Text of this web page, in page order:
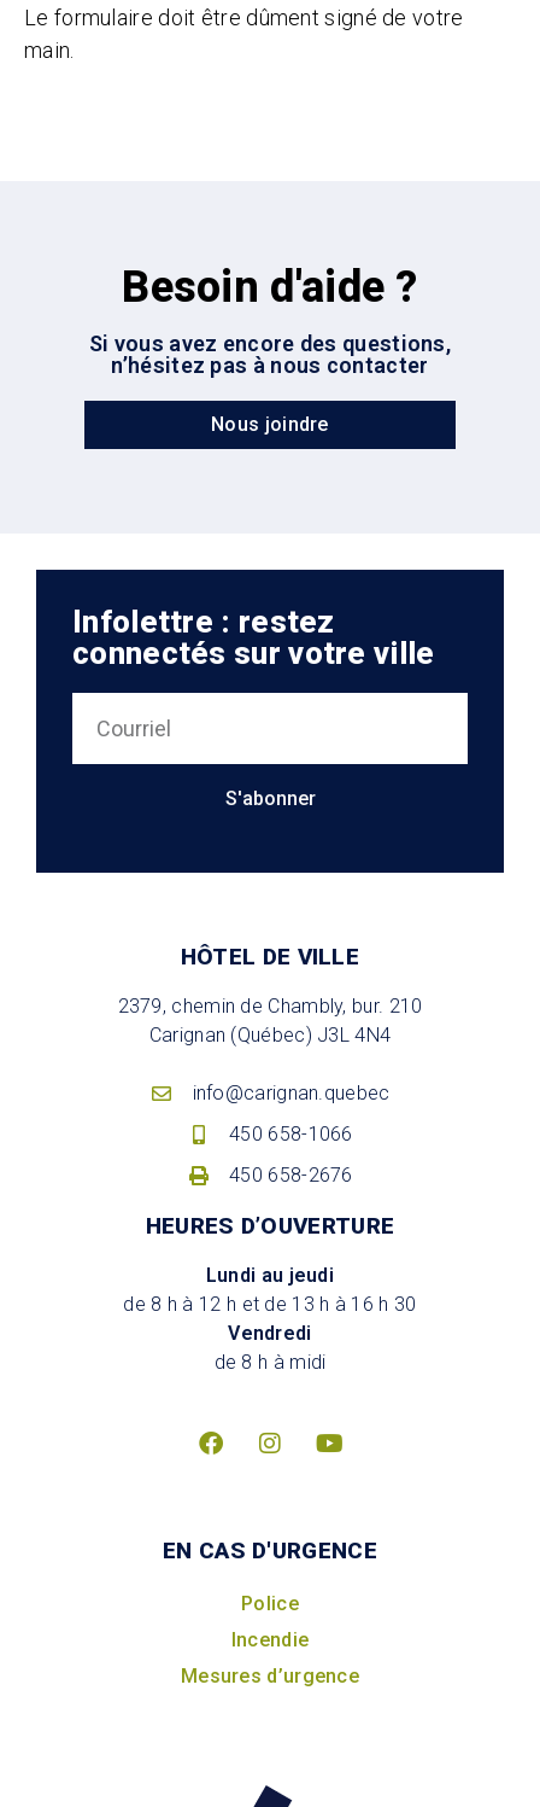
Le formulaire doit être dûment signé de votre
main.
Besoin d'aide ?
Si vous avez encore des questions,
n’hésitez pas à nous contacter
Nous joindre
Infolettre : restez
connectés sur votre ville
S'abonner
HÔTEL DE VILLE
2379, chemin de Chambly, bur. 210
Carignan (Québec) J3L 4N4
info@carignan.quebec
450 658-1066
450 658-2676
HEURES D’OUVERTURE
Lundi au jeudi
de 8 h à 12 h et de 13 h à 16 h 30
Vendredi
de 8 h à midi
EN CAS D'URGENCE
Police
Incendie
Mesures d’urgence